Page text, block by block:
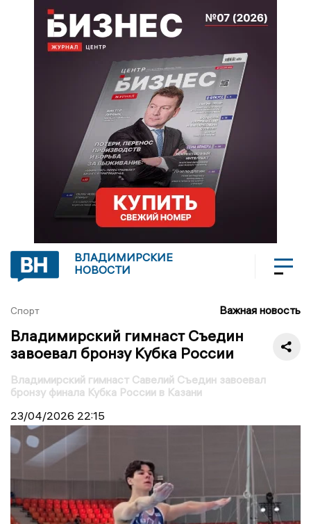
ВЛАДИМИРСКИЕ
НОВОСТИ
Спорт Важная новость
Владимирский гимнаст Съедин
завоевал бронзу Кубка России
Владимирский гимнаст Савелий Съедин завоевал
бронзу финала Кубка России в Казани
23/04/2026 22:15